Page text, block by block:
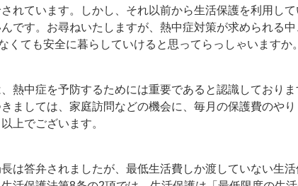
れています。しかし、それ以前から生活保護を利用し
です。お尋ねいたしますが、熱中症対策が求められる
くても安全に暮らしていけると思ってらっしゃいますか
熱中症を予防するためには重要であると認識しており
ましては、家庭訪問などの機会に、毎月の保護費のや
上でございます。
は答弁されましたが、最低生活費しか渡していない生